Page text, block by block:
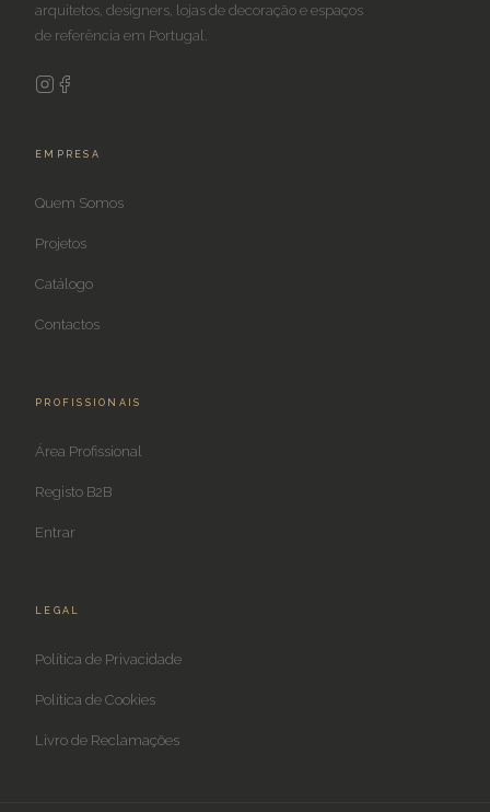
arquitetos, designers, lojas de decoração e espaços
de referência em Portugal.
EMPRESA
Quem Somos
Projetos
Catálogo
Contactos
PROFISSIONAIS
Área Profissional
Registo B2B
Entrar
LEGAL
Política de Privacidade
Política de Cookies
Livro de Reclamações